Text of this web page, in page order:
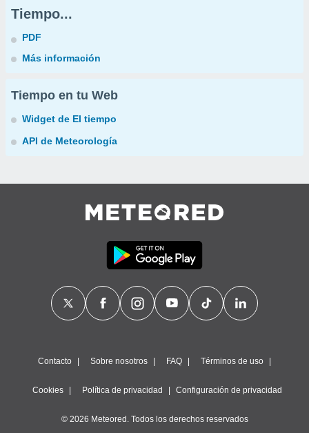
Tiempo...
PDF
Más información
Tiempo en tu Web
Widget de El tiempo
API de Meteorología
Contacto Sobre nosotros FAQ Términos de uso
Cookies Política de privacidad Configuración de privacidad
© 2026 Meteored. Todos los derechos reservados